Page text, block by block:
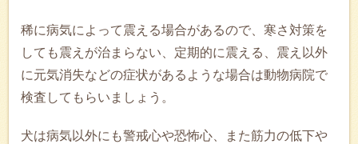
稀に病気によって震える場合があるので、寒さ対策を
しても震えが治まらない、定期的に震える、震え以外
に元気消失などの症状があるような場合は動物病院で
検査してもらいましょう。
犬は病気以外にも警戒心や恐怖心、また筋力の低下や